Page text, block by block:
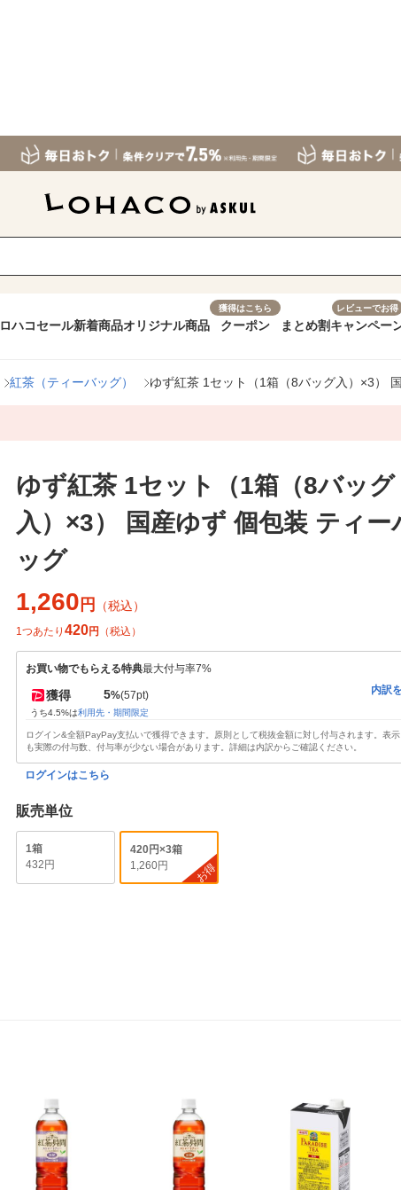
ロハコセール新着商品オリジナル商品
獲得はこちら
クーポン まとめ割
レビューでお得
キャンペー
紅茶（ティーバッグ） ゆず紅茶 1セット（1箱（8バッグ入）×3）
ゆず紅茶 1セット（1箱（8バッグ
入）×3） 国産ゆず 個包装 ティー
ッグ
1,260 円 （税込）
1つあたり 420円 （税込）
お買い物でもらえる特典最大付与率7%
獲得 5%(57pt)
うち4.5%は利用先・期間限定
内訳
ログイン&全額PayPay支払いで獲得できます。原則として税抜金額に対し付与されます。表示
も実際の付与数、付与率が少ない場合があります。詳細は内訳からご確認ください。
ログインはこちら
販売単位
1箱
432円
420円×3箱
1,260円
お得